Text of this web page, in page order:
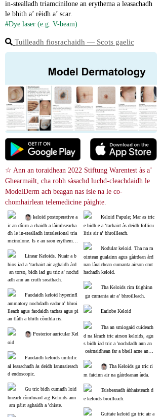
in-stealladh triamcinilone an erythema a leasachadh
le bhith a’ rèidh a’ scar.
#Dye laser (e.g. V-beam)
Tuilleadh fiosrachaidh ― Scots gaelic
☆ Ann an toraidhean 2022 Stiftung Warentest às a’
Ghearmailt, cha robh sàsachd luchd-cleachdaidh le
ModelDerm ach beagan nas ìsle na le co-
chomhairlean telemedicine pàighte.
keloid postoperative a
ir an dùirn a chaidh a làimhseacha
dh le in-stealladh intralesional tria
mcinolone. Is e an raon erythema f
hseachaidh.Linear Keloids. Nuair a b
hios iad a ‘tachairt air aghaidh àrd
an torso, bidh iad gu tric a’ nochd
adh ann an cruth sreathach.
Faodaidh keloid hyperinfl
ammatory nochdadh eadar a’ bhroi
lleach agus faodaidh tachas agus pi
an tlàth a bhith còmhla ris.
Posterior auricular Kel
oid
Faodaidh keloids umbilic
al leasachadh às deidh lannsaireach
d endoscopic.
Gu tric bidh cumadh loid
hneach còmhnard aig Keloids ann
am pàirt aghaidh a 'chiste.
Keloid Papule; Mar as tric
e bidh e a ‘tachairt às deidh follicu
litis air a’ bhroilleach.
Nodular keloid. Tha na ra
ointean gualainn agus gàirdean àrd
nan làraichean cumanta airson crut
hachadh keloid.
Tha Keloids rim faighinn
gu cumanta air a’ bhroilleach.
Earlobe Keloid
Tha an smiogaid cuideach
d na làrach tric airson keloids, agu
s bidh iad tric a 'nochdadh ann an
ceàrnaidhean far a bheil acne an là
Tha Keloids gu tric ri
m faicinn air na gàirdeanan àrda.
Taisbeanadh àbhaisteach d
e keloids broilleach.
Guttate keloid gu tric air a